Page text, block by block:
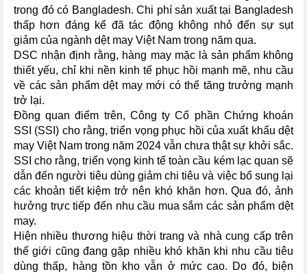
trong đó có Bangladesh. Chi phí sản xuất tại Bangladesh
thấp hơn đáng kể đã tác động không nhỏ đến sự sụt
giảm của ngành dệt may Việt Nam trong năm qua.
DSC nhận định rằng, hàng may mặc là sản phẩm không
thiết yếu, chỉ khi nền kinh tế phục hồi mạnh mẽ, nhu cầu
về các sản phẩm dệt may mới có thể tăng trưởng mạnh
trở lại.
Đồng quan điểm trên, Công ty Cổ phần Chứng khoán
SSI (SSI) cho rằng, triển vọng phục hồi của xuất khẩu dệt
may Việt Nam trong năm 2024 vẫn chưa thật sự khởi sắc.
SSI cho rằng, triển vọng kinh tế toàn cầu kém lạc quan sẽ
dẫn đến người tiêu dùng giảm chi tiêu và việc bổ sung lại
các khoản tiết kiệm trở nên khó khăn hơn. Qua đó, ảnh
hưởng trực tiếp đến nhu cầu mua sắm các sản phẩm dệt
may.
Hiện nhiều thương hiệu thời trang và nhà cung cấp trên
thế giới cũng đang gặp nhiều khó khăn khi nhu cầu tiêu
dùng thấp, hàng tồn kho vẫn ở mức cao. Do đó, biện